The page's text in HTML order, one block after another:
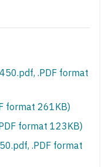
.PDF format
format 261KB)
format 123KB)
.PDF format